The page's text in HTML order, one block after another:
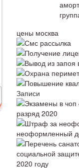
цены москва
Смс рассылка
Получение
Вывод из запоя
Охрана
Повышение
Записи
разряд 2020
неоформленный